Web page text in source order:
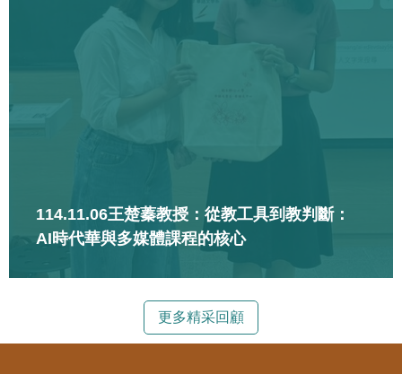
114.11.06王楚蓁教授：從教工具到教判斷：
AI時代華與多媒體課程的核心
更多精采回顧